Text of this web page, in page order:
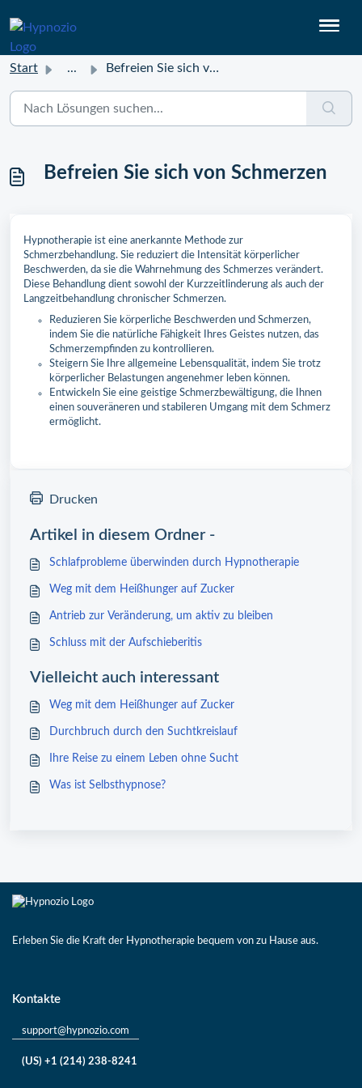
Start ... Befreien Sie sich von Schmerzen
Befreien Sie sich von Schmerzen
Hypnotherapie ist eine anerkannte Methode zur
Schmerzbehandlung. Sie reduziert die Intensität körperlicher
Beschwerden, da sie die Wahrnehmung des Schmerzes verändert.
Diese Behandlung dient sowohl der Kurzzeitlinderung als auch der
Langzeitbehandlung chronischer Schmerzen.
Reduzieren Sie körperliche Beschwerden und Schmerzen,
indem Sie die natürliche Fähigkeit Ihres Geistes nutzen, das
Schmerzempfinden zu kontrollieren.
Steigern Sie Ihre allgemeine Lebensqualität, indem Sie trotz
körperlicher Belastungen angenehmer leben können.
Entwickeln Sie eine geistige Schmerzbewältigung, die Ihnen
einen souveräneren und stabileren Umgang mit dem Schmerz
ermöglicht.
Drucken
Artikel in diesem Ordner -
Schlafprobleme überwinden durch Hypnotherapie
Weg mit dem Heißhunger auf Zucker
Antrieb zur Veränderung, um aktiv zu bleiben
Schluss mit der Aufschieberitis
Vielleicht auch interessant
Weg mit dem Heißhunger auf Zucker
Durchbruch durch den Suchtkreislauf
Ihre Reise zu einem Leben ohne Sucht
Was ist Selbsthypnose?
Erleben Sie die Kraft der Hypnotherapie bequem von zu Hause aus.
Kontakte
support@hypnozio.com
(US) +1 (214) 238-8241